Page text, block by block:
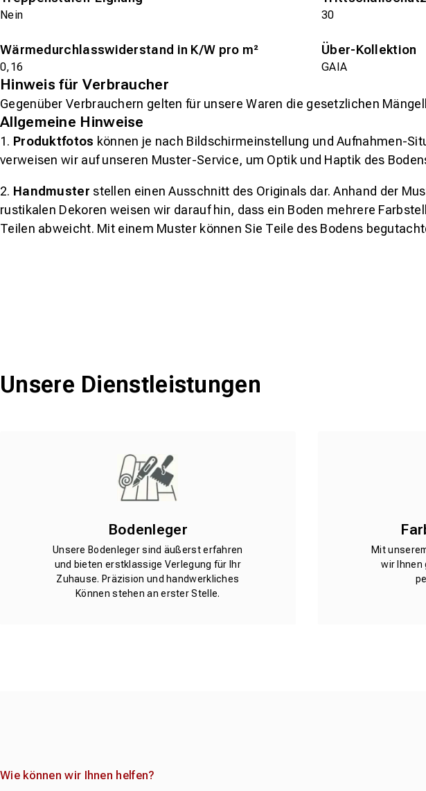
Nein 30
Wärmedurchlasswiderstand in K/W pro m²
0,16
Über-Kollektion
GAIA
Hinweis für Verbraucher
Gegenüber Verbrauchern gelten für unsere Waren die gesetzlichen
Allgemeine Hinweise
1. Produktfotos können je nach Bildschirmeinstellung und Aufnahmen-
verweisen wir auf unseren Muster-Service, um Optik und Haptik des
2. Handmuster stellen einen Ausschnitt des Originals dar. Anhand der
rustikalen Dekoren weisen wir darauf hin, dass ein Boden mehrere
Teilen abweicht. Mit einem Muster können Sie Teile des Bodens
Unsere Dienstleistungen
Bodenleger
Unsere Bodenleger sind äußerst erfahren
und bieten erstklassige Verlegung für Ihr
Zuhause. Präzision und handwerkliches
Können stehen an erster Stelle.
Mit
wir Ihnen
Wie können wir Ihnen helfen?